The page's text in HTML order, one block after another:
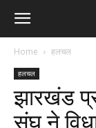
Home हलचल
हलचल
झारखंड
संघ ने